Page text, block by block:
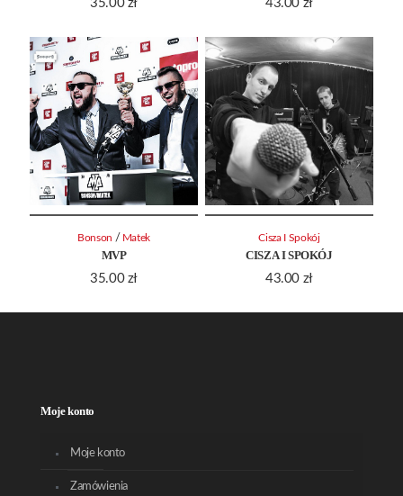
35.00 zł
43.00 zł
MVP
35.00 zł
Bonson / Matek
CISZA I SPOKÓJ
43.00 zł
Cisza I Spokój
Moje konto
Moje konto
Zamówienia